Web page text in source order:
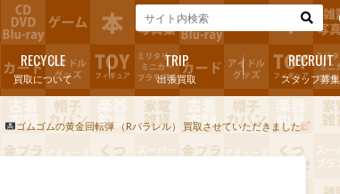
買取について
RECYCLE
出張買取
TRIP
スタッフ募集
RECRUIT
ゴムゴムの黄金回転弾 （Rパラレル） 買取させていただきました